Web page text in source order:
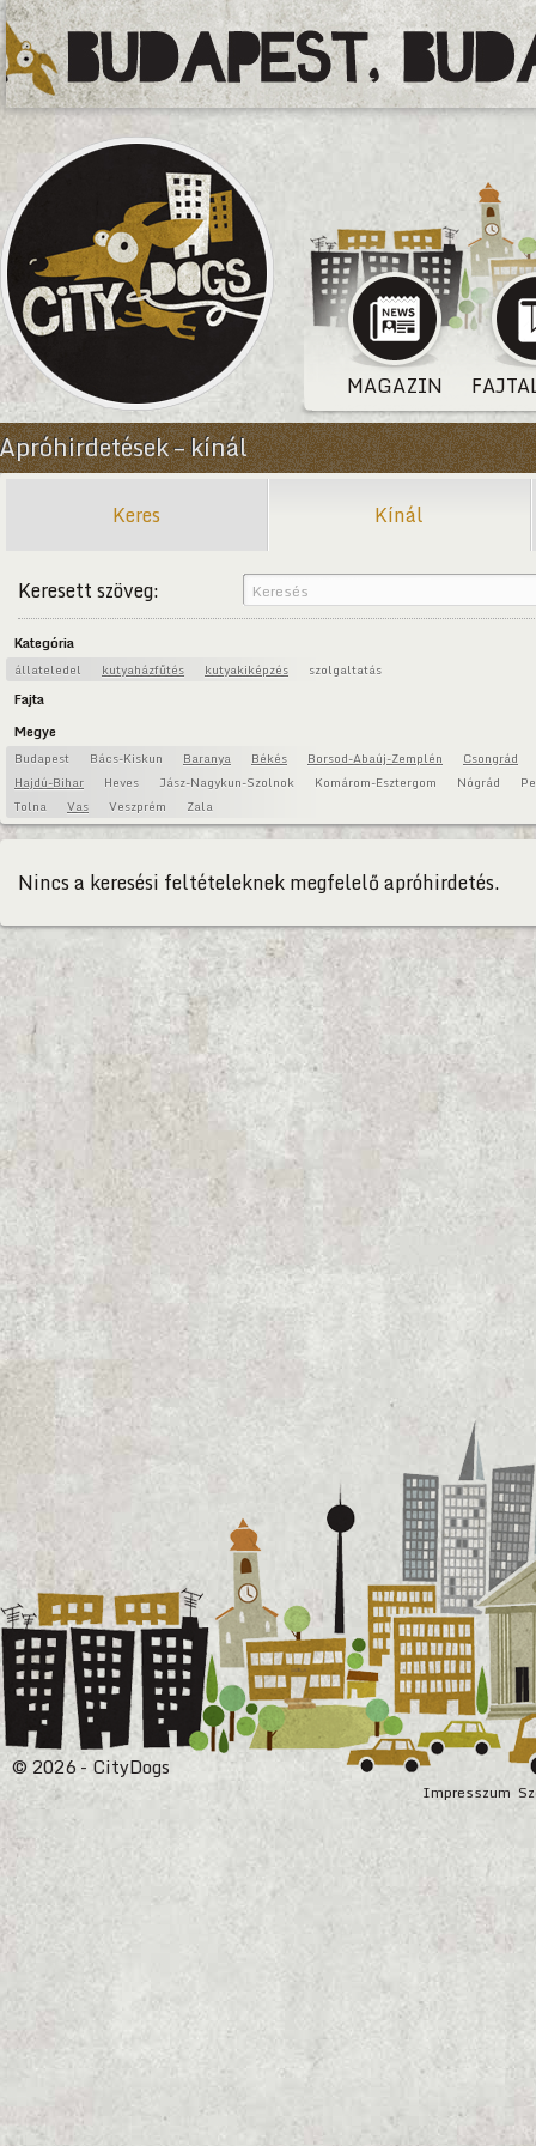
MAGAZIN
Apróhirdetések – kínál
Keres Kínál
Keresett szöveg:
Kategória
állateledel kutyaházfűtés kutyakiképzés szolgaltatás
Fajta
Megye
Budapest Bács-Kiskun Baranya Békés Borsod-Abaúj-Zemplén
Csongrád
Hajdú-Bihar
Heves Jász-Nagykun-Szolnok Komárom-Esztergom Nógrád
Tolna
Vas Veszprém Zala
Nincs a keresési feltételeknek megfelelő apróhirdetés.
Impresszum
© 2026 - CityDogs